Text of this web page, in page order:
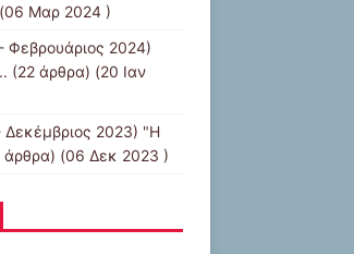
Μαρ 2024 )
Φεβρουάριος 2024)
(22 άρθρα) (20 Ιαν
Δεκέμβριος 2023) "Η
άρθρα) (06 Δεκ 2023 )